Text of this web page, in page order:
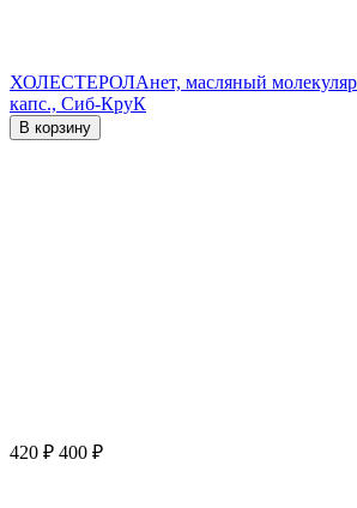
ХОЛЕСТЕРОЛАнет, масляный
капс., Сиб-КруК
В корзину
420 ₽ 400 ₽